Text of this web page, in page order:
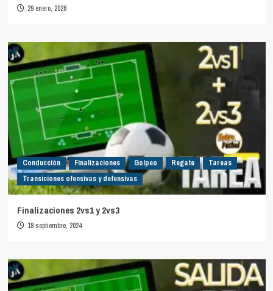
29 enero, 2026
Conducción Finalizaciones Golpeo Regate
Tareas
Transiciones ofensivas y defensivas
Finalizaciones 2vs1 y 2vs3
18 septiembre, 2024